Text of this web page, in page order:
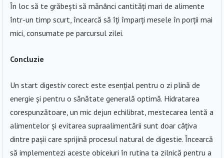
În loc să te grăbești să mănânci cantități mari de alimente
într-un timp scurt, încearcă să îți împarți mesele în porții mai
mici, consumate pe parcursul zilei.
Concluzie
Un start digestiv corect este esențial pentru o zi plină de
energie și pentru o sănătate generală optimă. Hidratarea
corespunzătoare, un mic dejun echilibrat, mestecarea lentă a
alimentelor și evitarea supraalimentării sunt doar câțiva
dintre pașii care sprijină procesul natural de digestie. Încearcă
să implementezi aceste obiceiuri în rutina ta zilnică pentru a